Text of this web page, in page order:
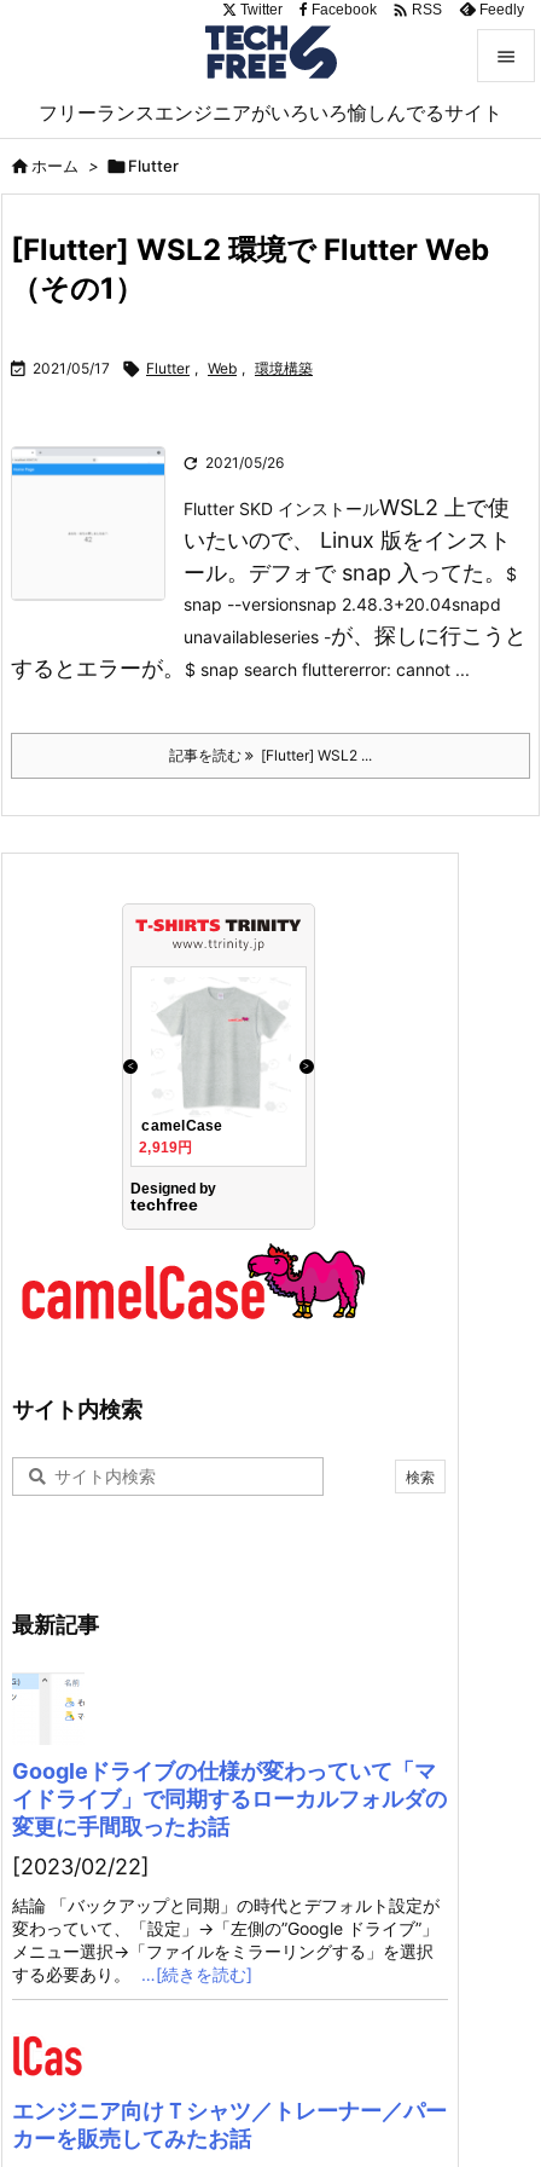
フリーランスエンジニアがいろいろ愉しんでるサイト


サイド
Twitter Facebook  RSS Feedly
ホーム > Flutter
[Flutter] WSL2 環境で Flutter Web
（その1）
 2021/05/17  Flutter , Web , 環境構築
 2021/05/26
Flutter SKD インストールWSL2 上で使
いたいので、 Linux 版をインスト
ール。 デフォで snap 入ってた。
$
snap --versionsnap 2.48.3+20.04snapd
unavailableseries -が、 探しに行こうと
するとエラーが。
$ snap search fluttererror: cannot ...
記事を読む [Flutter] WSL2 ...
サイト内検索
最新記事
Googleドライブの仕様が変わっていて「マ
イドライブ」で同期するローカルフォルダの
変更に手間取ったお話
[2023/02/22]
結論 「バックアップと同期」の時代とデフォルト設定が
変わっていて、「設定」→「左側の”Google ドライブ”」
メニュー選択→「ファイルをミラーリングする」を選択
する必要あり。
…[続きを読む]
エンジニア向けＴシャツ／トレーナー／パー
カーを販売してみたお話